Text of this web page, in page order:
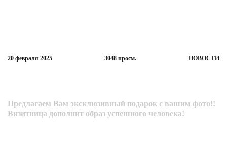
Предлагаем Вам эксклюзивный подарок с вашим фото!!
Визитница дополнит образ успешного человека!
20 февраля 2025 3048 просм. НОВОСТИ